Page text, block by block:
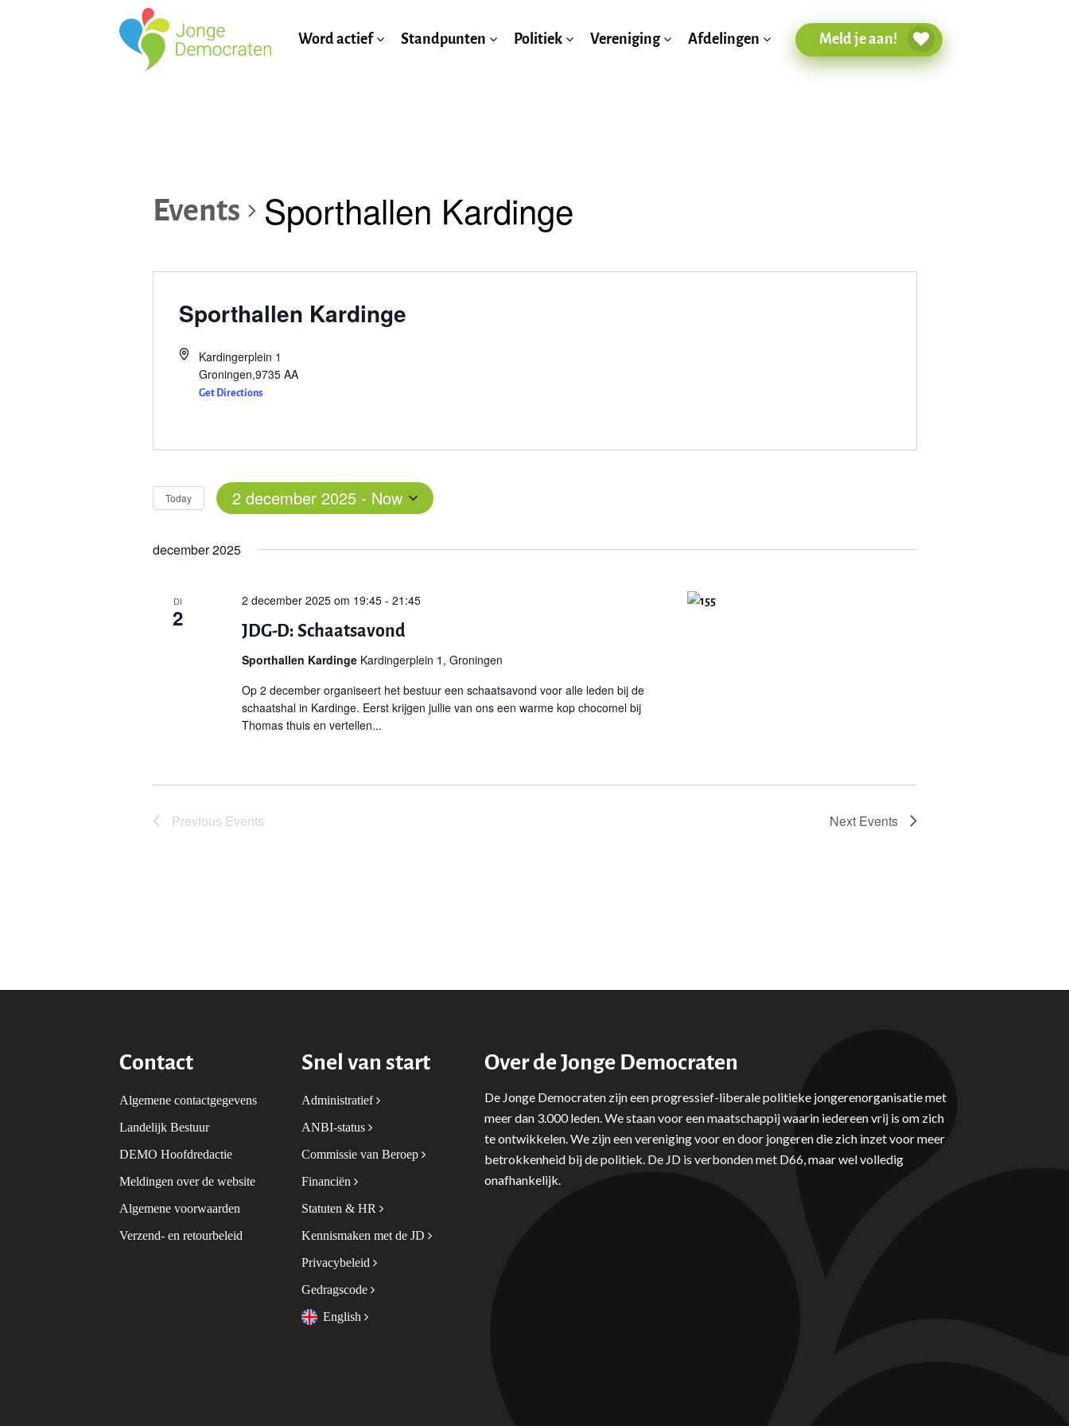
Word actief Standpunten Politiek Vereniging Afdelingen Meld je aan!
Events Sporthallen Kardinge
Sporthallen Kardinge
Kardingerplein 1
Groningen,9735 AA
Get Directions
Today 2 december 2025 - Now
date.
december 2025
DI
2
2 december 2025 om 19:45- 21:45
JDG-D: Schaatsavond
Sporthallen Kardinge Kardingerplein 1, Groningen
Op 2 december organiseert het bestuur een schaatsavond voor alle leden bij de
schaatshal in Kardinge. Eerst krijgen jullie van ons een warme kop chocomel bij
Thomas thuis en vertellen...
Previous Events Next Events
Contact
Algemene contactgegevens
Landelijk Bestuur
DEMO Hoofdredactie
Meldingen over de website
Algemene voorwaarden
Verzend- en retourbeleid
Snel van start
Administratief
ANBI-status
Commissie van Beroep
Financiën
Statuten & HR
Kennismaken met de JD
Privacybeleid
Gedragscode
English
Over de Jonge Democraten
De Jonge Democraten zijn een progressief-liberale politieke jongerenorganisatie met
meer dan 3.000 leden. We staan voor een maatschappij waarin iedereen vrij is om zich
te ontwikkelen. We zijn een vereniging voor en door jongeren die zich inzet voor meer
betrokkenheid bij de politiek. De JD is verbonden met D66, maar wel volledig
onafhankelijk.